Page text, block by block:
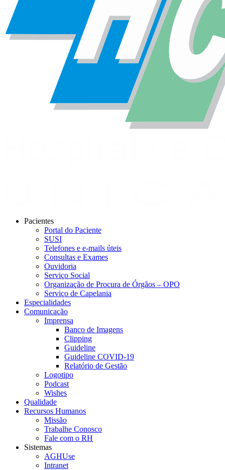
Pacientes
Portal do Paciente
SUSI
Telefones e e-mails úteis
Consultas e Exames
Ouvidoria
Serviço Social
Organização de Procura de Órgãos – OPO
Serviço de Capelania
Especialidades
Comunicação
Imprensa
Banco de Imagens
Clipping
Guideline
Guideline COVID-19
Relatório de Gestão
Logotipo
Podcast
Wishes
Qualidade
Recursos Humanos
Missão
Trabalhe Conosco
Fale com o RH
Sistemas
AGHUse
Intranet